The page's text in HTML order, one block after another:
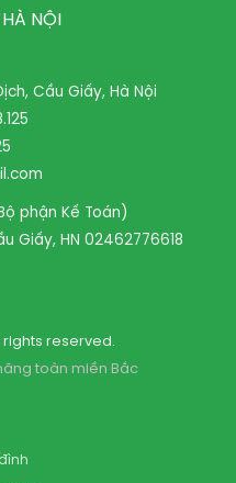
NỘI
Cầu Giấy, Hà Nội
phận Kế Toán)
Giấy, HN 02462776618
rights reserved.
toàn miền Bắc